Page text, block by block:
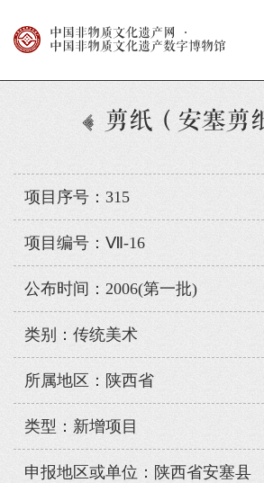
中国非物质文化遗产网
·
中国非物质文化遗产数字博物馆
剪纸（安塞剪
项目序号：315
项目编号：Ⅶ-16
公布时间：2006(第一批)
类别：传统美术
所属地区：陕西省
类型：新增项目
申报地区或单位：陕西省安塞县